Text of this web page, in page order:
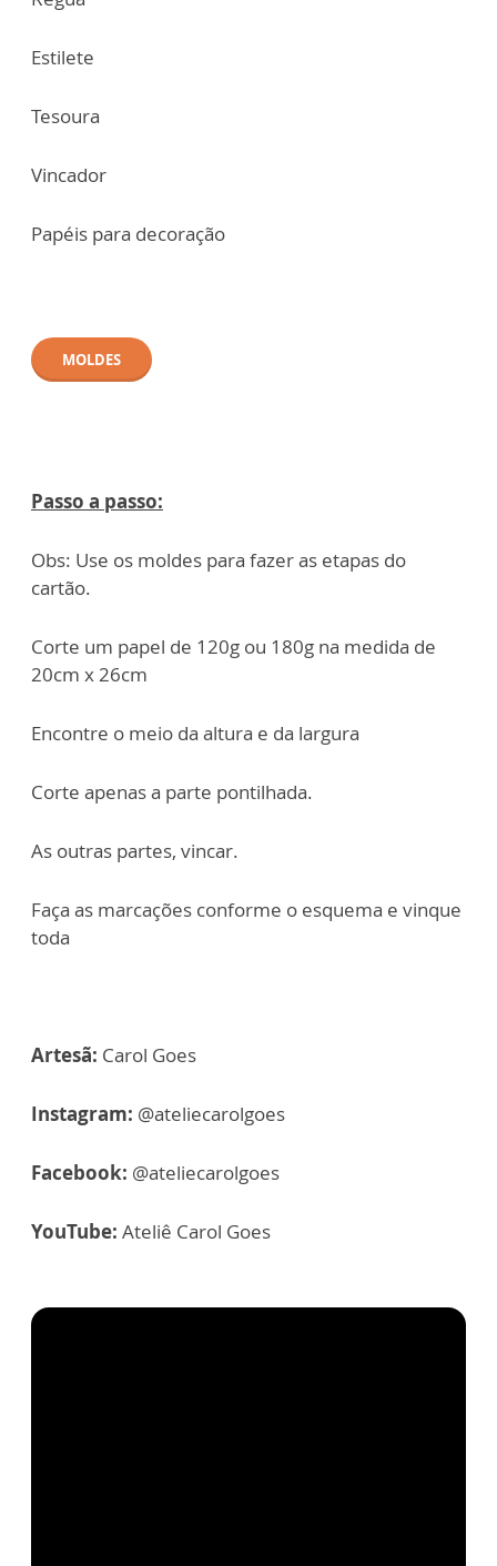
Estilete
Tesoura
Vincador
Papéis para decoração
MOLDES
Passo a passo:
Obs: Use os moldes para fazer as etapas do
cartão.
Corte um papel de 120g ou 180g na medida de
20cm x 26cm
Encontre o meio da altura e da largura
Corte apenas a parte pontilhada.
As outras partes, vincar.
Faça as marcações conforme o esquema e vinque
toda
Artesã: Carol Goes
Instagram: @ateliecarolgoes
Facebook: @ateliecarolgoes
YouTube: Ateliê Carol Goes